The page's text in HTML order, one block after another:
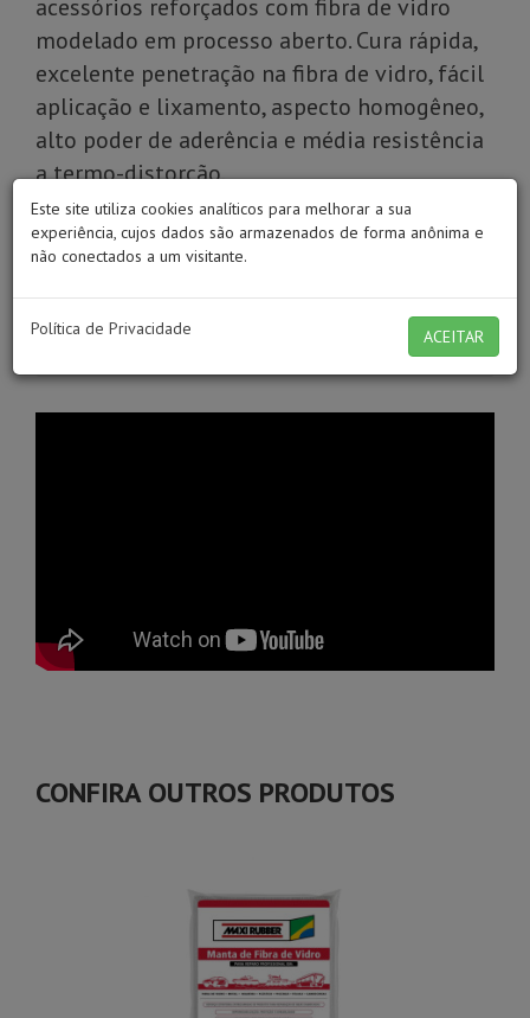
acessórios reforçados com fibra de vidro
modelado em processo aberto. Cura rápida,
excelente penetração na fibra de vidro, fácil
aplicação e lixamento, aspecto homogêneo,
alto poder de aderência e média resistência
a termo-distorção.
Modo de Usar
Dicas
CONFIRA OUTROS PRODUTOS
Este site utiliza cookies analíticos para melhorar a sua
experiência, cujos dados são armazenados de forma anônima e
não conectados a um visitante.
Política de Privacidade ACEITAR